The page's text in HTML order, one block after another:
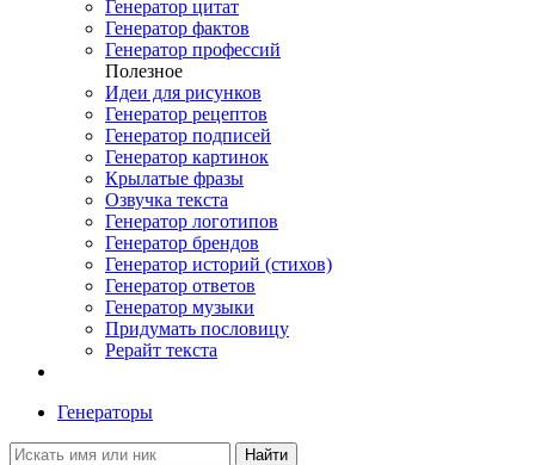
Генератор цитат
Генератор фактов
Генератор профессий
Полезное
Идеи для рисунков
Генератор рецептов
Генератор подписей
Генератор картинок
Крылатые фразы
Озвучка текста
Генератор логотипов
Генератор брендов
Генератор историй (стихов)
Генератор ответов
Генератор музыки
Придумать пословицу
Рерайт текста
Генераторы
Найти